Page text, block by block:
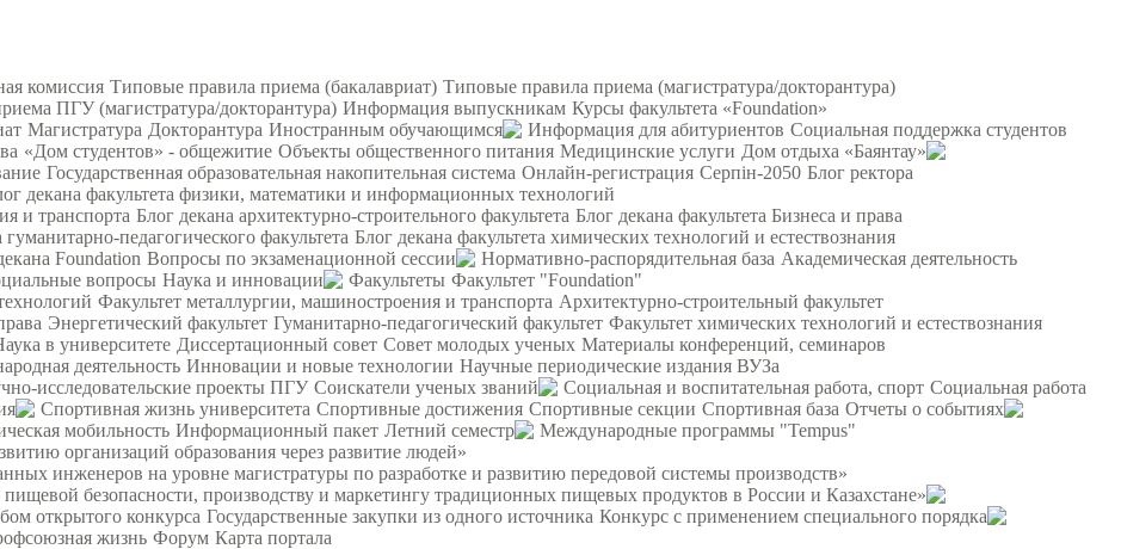
комиссия Типовые правила приема (бакалавриат) Типовые правила приема (магистратура/докторантура)
ПГУ (магистратура/докторантура) Информация выпускникам Курсы факультета «Foundation»
Магистратура Докторантура Иностранным обучающимся Информация для абитуриентов Социальная поддержка студентов
«Дом студентов» - общежитие Объекты общественного питания Медицинские услуги Дом отдыха «Баянтау»
Государственная образовательная накопительная система Онлайн-регистрация Серпін-2050 Блог ректора
декана факультета физики, математики и информационных технологий
и транспорта Блог декана архитектурно-строительного факультета Блог декана факультета Бизнеса и права
гуманитарно-педагогического факультета Блог декана факультета химических технологий и естествознания
Foundation Вопросы по экзаменационной сессии Нормативно-распорядительная база Академическая деятельность
вопросы Наука и инновации Факультеты Факультет "Foundation"
Факультет металлургии, машиностроения и транспорта Архитектурно-строительный факультет
Энергетический факультет Гуманитарно-педагогический факультет Факультет химических технологий и естествознания
в университете Диссертационный совет Совет молодых ученых Материалы конференций, семинаров
деятельность Инновации и новые технологии Научные периодические издания ВУЗа
исследовательские проекты ПГУ Соискатели ученых званий Социальная и воспитательная работа, спорт Социальная работа
Спортивная жизнь университета Спортивные достижения Спортивные секции Спортивная база Отчеты о событиях
мобильность Информационный пакет Летний семестр
Международные программы "Tempus"
организаций образования через развитие людей»
инженеров на уровне магистратуры по разработке и развитию передовой системы производств»
безопасности, производству и маркетингу традиционных пищевых продуктов в России и Казахстане»
открытого конкурса Государственные закупки из одного источника Конкурс с применением специального порядка
жизнь Форум Карта портала